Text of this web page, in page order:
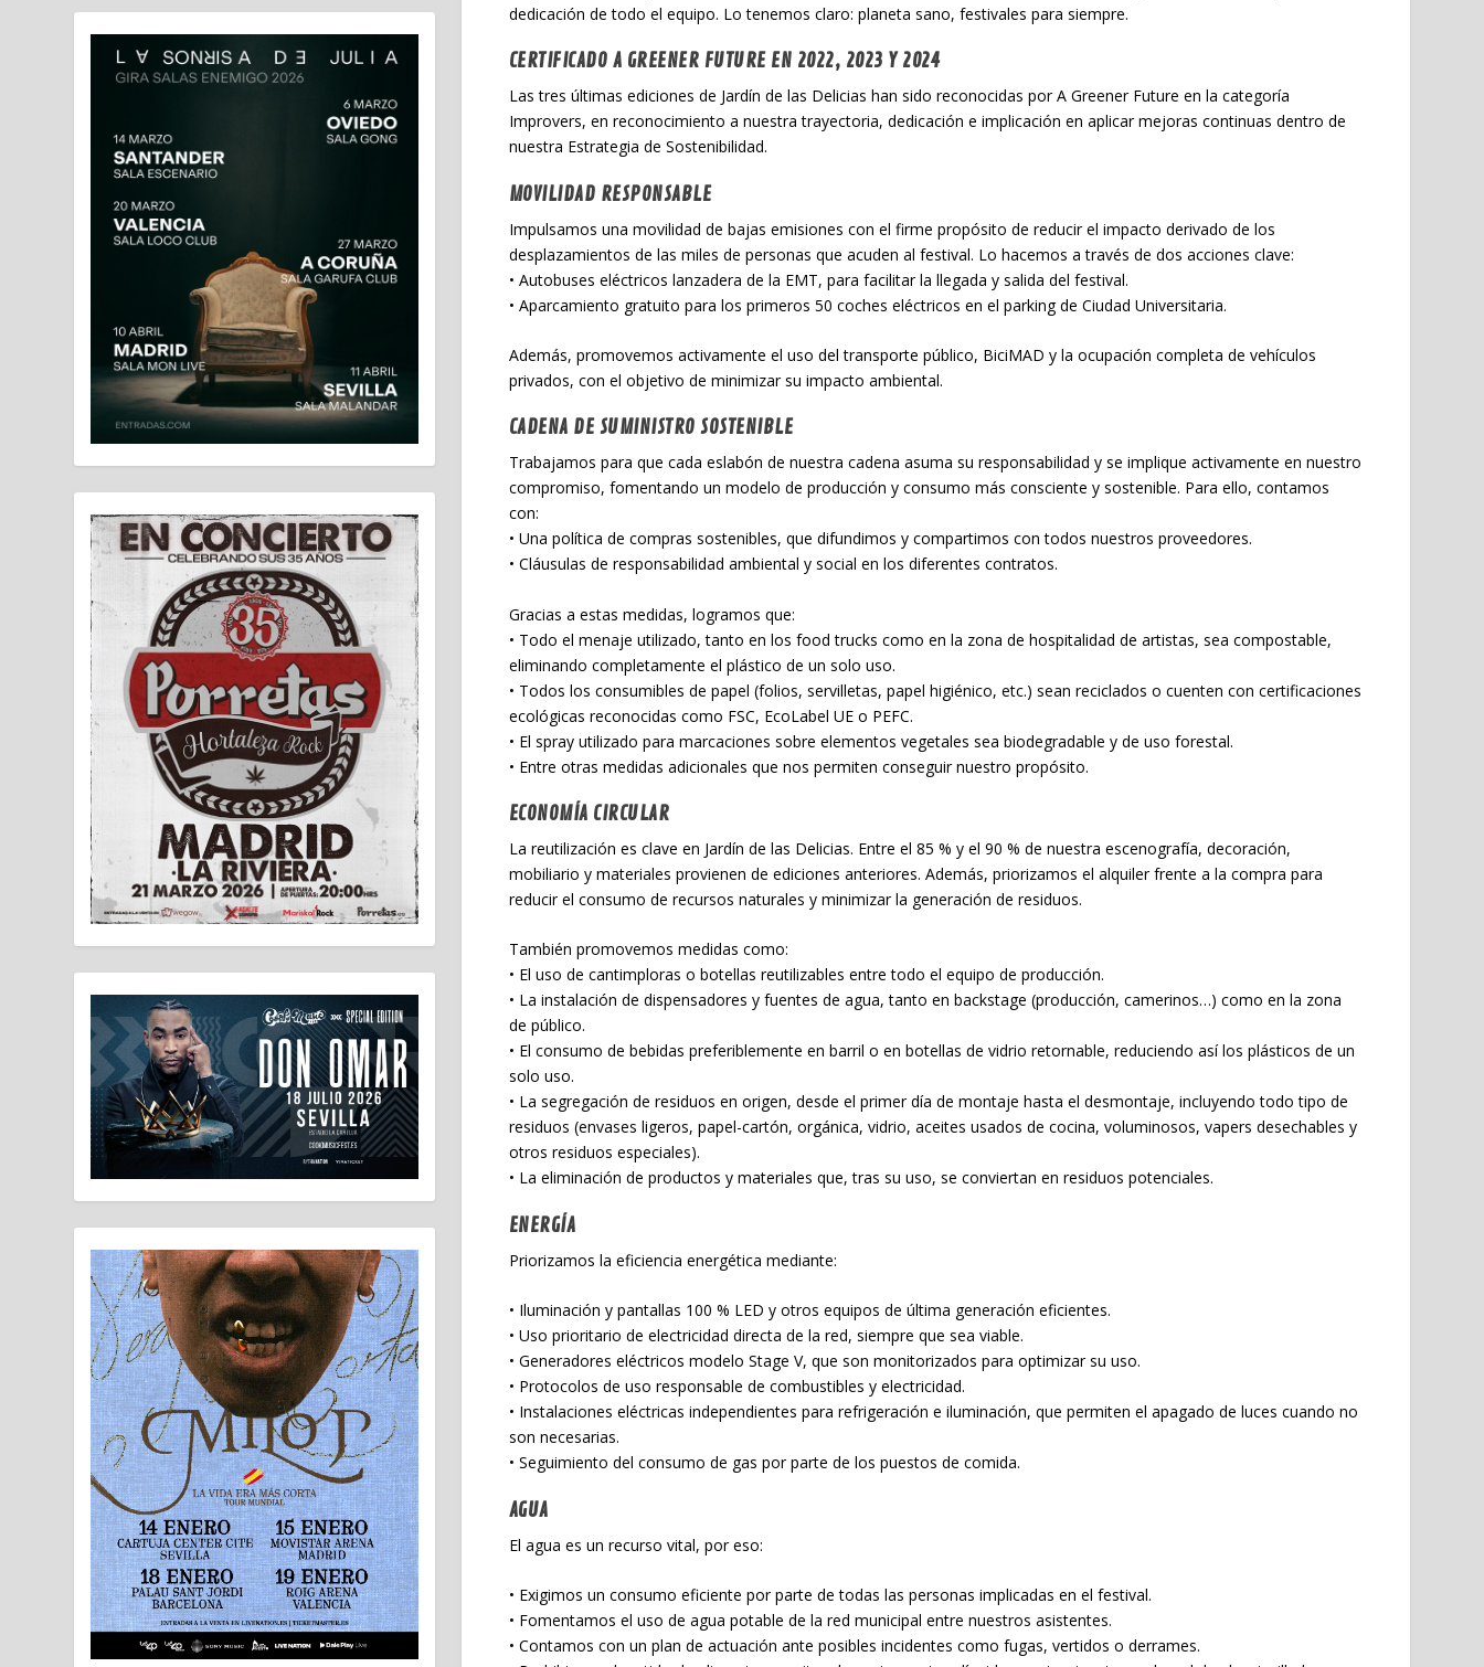
dedicación de todo el equipo. Lo tenemos claro: planeta sano, festivales para siempre.
CERTIFICADO A GREENER FUTURE EN 2022, 2023 Y 2024
Las tres últimas ediciones de Jardín de las Delicias han sido reconocidas por A Greener Future en la categoría
Improvers, en reconocimiento a nuestra trayectoria, dedicación e implicación en aplicar mejoras continuas dentro de
nuestra Estrategia de Sostenibilidad.
MOVILIDAD RESPONSABLE
Impulsamos una movilidad de bajas emisiones con el firme propósito de reducir el impacto derivado de los
desplazamientos de las miles de personas que acuden al festival. Lo hacemos a través de dos acciones clave:
• Autobuses eléctricos lanzadera de la EMT, para facilitar la llegada y salida del festival.
• Aparcamiento gratuito para los primeros 50 coches eléctricos en el parking de Ciudad Universitaria.
Además, promovemos activamente el uso del transporte público, BiciMAD y la ocupación completa de vehículos
privados, con el objetivo de minimizar su impacto ambiental.
CADENA DE SUMINISTRO SOSTENIBLE
Trabajamos para que cada eslabón de nuestra cadena asuma su responsabilidad y se implique activamente en nuestro
compromiso, fomentando un modelo de producción y consumo más consciente y sostenible. Para ello, contamos
con:
• Una política de compras sostenibles, que difundimos y compartimos con todos nuestros proveedores.
• Cláusulas de responsabilidad ambiental y social en los diferentes contratos.
Gracias a estas medidas, logramos que:
• Todo el menaje utilizado, tanto en los food trucks como en la zona de hospitalidad de artistas, sea compostable,
eliminando completamente el plástico de un solo uso.
• Todos los consumibles de papel (folios, servilletas, papel higiénico, etc.) sean reciclados o cuenten con certificaciones
ecológicas reconocidas como FSC, EcoLabel UE o PEFC.
• El spray utilizado para marcaciones sobre elementos vegetales sea biodegradable y de uso forestal.
• Entre otras medidas adicionales que nos permiten conseguir nuestro propósito.
ECONOMÍA CIRCULAR
La reutilización es clave en Jardín de las Delicias. Entre el 85 % y el 90 % de nuestra escenografía, decoración,
mobiliario y materiales provienen de ediciones anteriores. Además, priorizamos el alquiler frente a la compra para
reducir el consumo de recursos naturales y minimizar la generación de residuos.
También promovemos medidas como:
• El uso de cantimploras o botellas reutilizables entre todo el equipo de producción.
• La instalación de dispensadores y fuentes de agua, tanto en backstage (producción, camerinos…) como en la zona
de público.
• El consumo de bebidas preferiblemente en barril o en botellas de vidrio retornable, reduciendo así los plásticos de un
solo uso.
• La segregación de residuos en origen, desde el primer día de montaje hasta el desmontaje, incluyendo todo tipo de
residuos (envases ligeros, papel-cartón, orgánica, vidrio, aceites usados de cocina, voluminosos, vapers desechables y
otros residuos especiales).
• La eliminación de productos y materiales que, tras su uso, se conviertan en residuos potenciales.
ENERGÍA
Priorizamos la eficiencia energética mediante:
• Iluminación y pantallas 100 % LED y otros equipos de última generación eficientes.
• Uso prioritario de electricidad directa de la red, siempre que sea viable.
• Generadores eléctricos modelo Stage V, que son monitorizados para optimizar su uso.
• Protocolos de uso responsable de combustibles y electricidad.
• Instalaciones eléctricas independientes para refrigeración e iluminación, que permiten el apagado de luces cuando no
son necesarias.
• Seguimiento del consumo de gas por parte de los puestos de comida.
AGUA
El agua es un recurso vital, por eso:
• Exigimos un consumo eficiente por parte de todas las personas implicadas en el festival.
• Fomentamos el uso de agua potable de la red municipal entre nuestros asistentes.
• Contamos con un plan de actuación ante posibles incidentes como fugas, vertidos o derrames.